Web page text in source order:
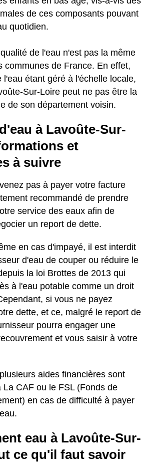
de ces composants pouvant
quotidien.
de l'eau n'est pas la même
communes de France. En effet,
l'eau étant géré à l'échelle locale,
Sur-Loire peut ne pas être la
de son département voisin.
à Lavoûte-Sur-
et
à suivre
pas à payer votre facture
recommandé de prendre
service des eaux afin de
un report de dette.
en cas d'impayé, il est interdit
d'eau de couper ou réduire le
la loi Brottes de 2013 qui
à l'eau potable comme un droit
si vous ne payez
dette, et ce, malgré le report de
pourra engager une
et vous saisir à votre
aides financières sont
La CAF ou le FSL (Fonds de
en cas de difficulté à payer
eau à Lavoûte-Sur-
ce qu'il faut savoir